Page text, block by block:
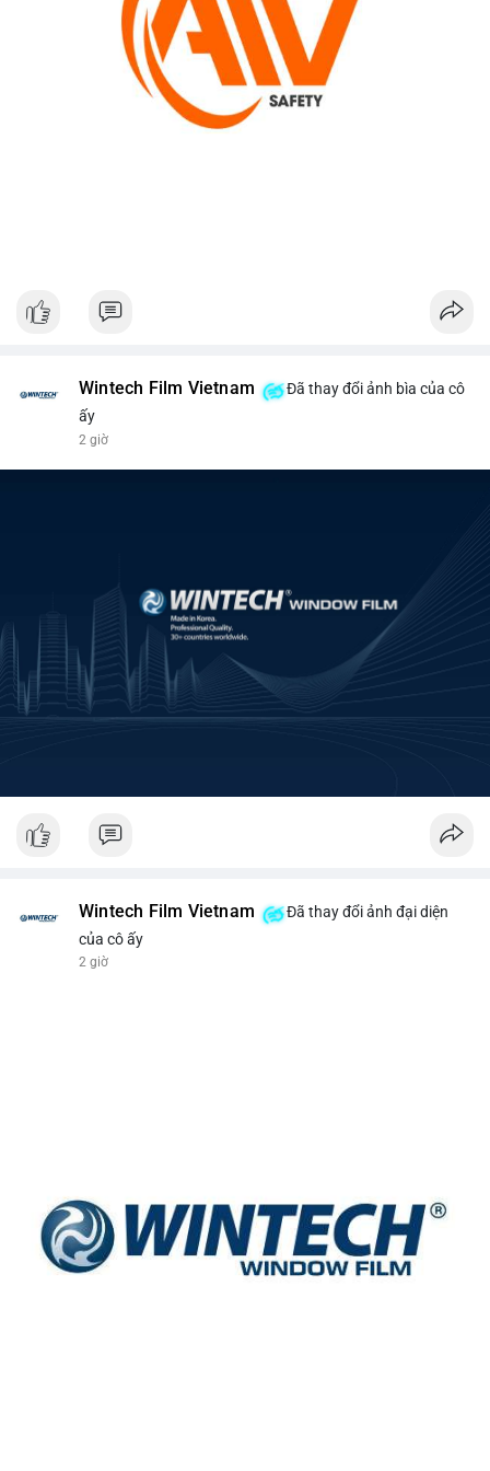
Wintech Film Vietnam
Đã thay đổi ảnh bìa của cô
ấy
2 giờ
Wintech Film Vietnam
Đã thay đổi ảnh đại diện
của cô ấy
2 giờ